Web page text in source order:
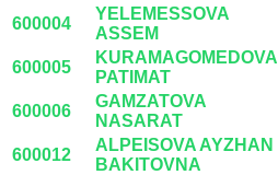
600004
YELEMESSOVA
ASSEM
600005
KURAMAGOMEDOVA
PATIMAT
600006
GAMZATOVA
NASARAT
600012
ALPEISOVA AYZHAN
BAKITOVNA